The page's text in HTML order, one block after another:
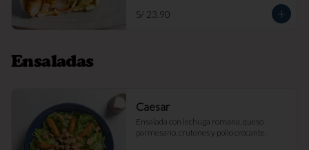
S/ 23.90
Ensaladas
Caesar
Ensalada con lechuga romana, queso
parmesano, crutones y pollo crocante.